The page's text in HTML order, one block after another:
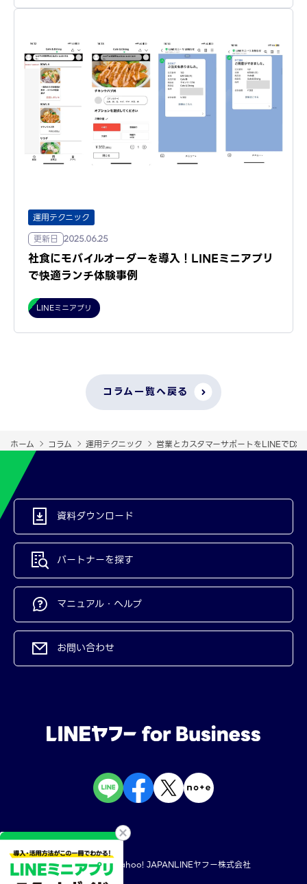
運用テクニック
更新日
2025.06.25
社食にモバイルオーダーを導入！LINEミニアプリ
で快適ランチ体験事例
LINEミニアプリ
コラム一覧へ戻る
ホーム コラム 運用テクニック 営業とカスタマーサポートをLINEで
資料ダウンロード
パートナーを探す
マニュアル・ヘルプ
お問い合わせ
規約・ポリシー Yahoo! JAPANLINEヤフー株式会社